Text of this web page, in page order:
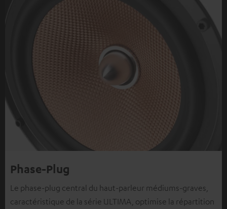
Phase-Plug
Le phase-plug central du haut-parleur médiums-graves,
caractéristique de la série ULTIMA, optimise la répartition